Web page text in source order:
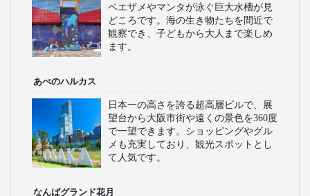
ベエザメやマンタが泳ぐ巨大水槽が見
どころです。海の生き物たちを間近で
観察でき、子どもから大人まで楽しめ
ます。
あべのハルカス
日本一の高さを誇る超高層ビルで、展
望台から大阪市街や遠くの景色を360度
で一望できます。ショッピングやグル
メも充実しており、観光スポットとし
て人気です。
なんばグランド花月